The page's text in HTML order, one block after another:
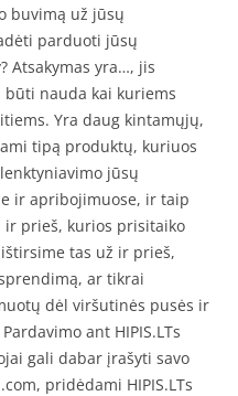
buvimą už jūsų
parduoti jūsų
Atsakymas yra…, jis
būti nauda kai kuriems
Yra daug kintamųjų,
tipą produktų, kuriuos
jūsų
ir apribojimuose, ir taip
ir prieš, kurios prisitaiko
tas už ir prieš,
ar tikrai
dėl viršutinės pusės ir
ant HIPIS.LTs
gali dabar įrašyti savo
pridėdami HIPIS.LTs